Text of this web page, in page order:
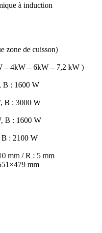
à induction
zone de cuisson)
– 4kW – 6kW – 7,2 kW )
B : 1600 W
B : 3000 W
B : 1600 W
: 2100 W
mm / R : 5 mm
mm